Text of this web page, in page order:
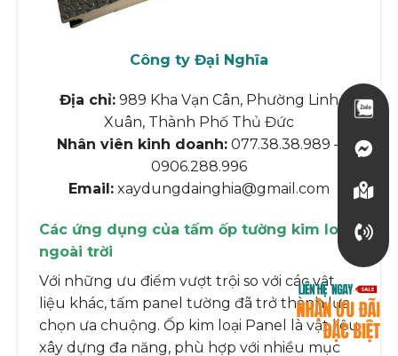
Công ty Đại Nghĩa
Địa chỉ: 989 Kha Vạn Cân, Phường Linh
Xuân, Thành Phố Thủ Đức
Nhân viên kinh doanh: 077.38.38.989 –
0906.288.996
Email: xaydungdainghia@gmail.com
Các ứng dụng của tấm ốp tường kim loại
ngoài trời
Với những ưu điểm vượt trội so với các vật
liệu khác, tấm panel tường đã trở thành lựa
chọn ưa chuộng. Ốp kim loại Panel là vật liệu
xây dựng đa năng, phù hợp với nhiều mục